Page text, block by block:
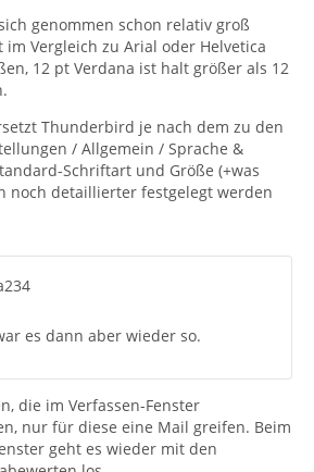
genommen schon relativ groß
Vergleich zu Arial oder Helvetica
12 pt Verdana ist halt größer als 12
Thunderbird je nach dem zu den
/ Allgemein / Sprache &
Schriftart und Größe (+was
noch detaillierter festgelegt werden
es dann aber wieder so.
die im Verfassen-Fenster
nur für diese eine Mail greifen. Beim
geht es wieder mit den